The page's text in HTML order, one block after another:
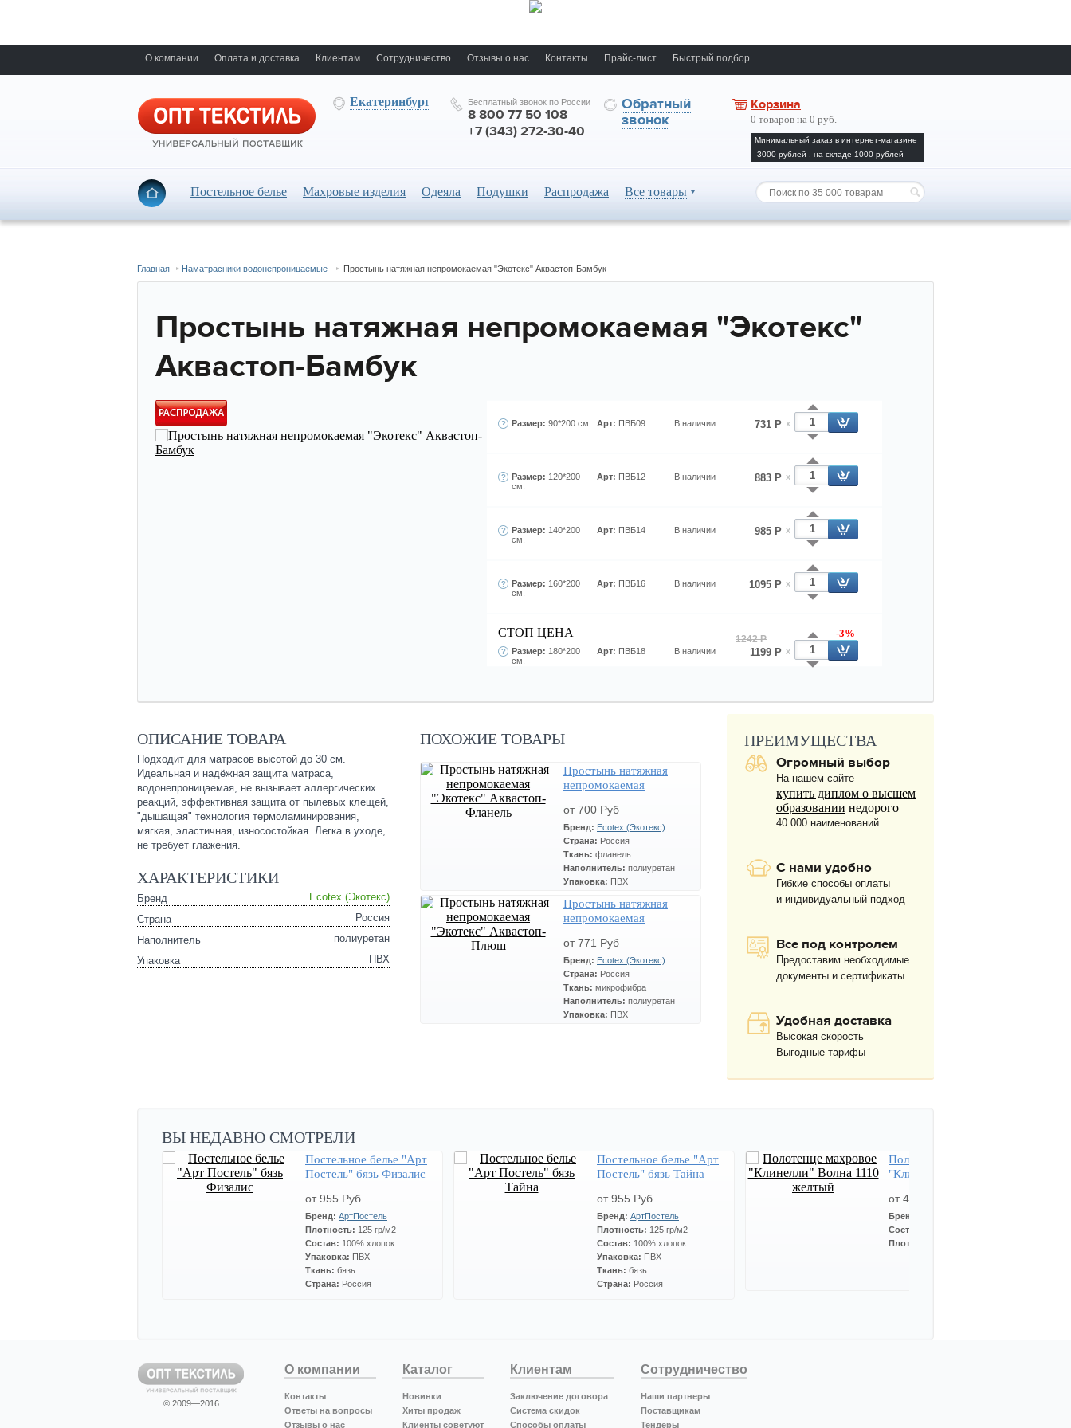
О компании Оплата и доставка Клиентам Сотрудничество Отзывы о нас Контакты Прайс-лист Быстрый подбор
Екатеринбург Бесплатный звонок по России
8 800 77 50 108
+7 (343) 272-30-40
Обратный
звонок
Корзина
0 товаров на 0 руб.
Минимальный заказ в интернет-магазине
3000 рублей , на складе 1000 рублей
Постельное белье Махровые изделия Одеяла Подушки Распродажа Все товары
Главная Наматрасники водонепроницаемые Простынь натяжная непромокаемая "Экотекс" Аквастоп-Бамбук
Простынь натяжная непромокаемая "Экотекс"
Аквастоп-Бамбук
Размер: 90*200 см. Арт: ПВБ09 В наличии 731 Р x
Размер: 120*200
см.
Арт: ПВБ12 В наличии 883 Р x
Размер: 140*200
см.
Арт: ПВБ14 В наличии 985 Р x
Размер: 160*200
см.
Арт: ПВБ16 В наличии 1095 Р x
СТОП ЦЕНА -3%
Размер: 180*200
см.
Арт: ПВБ18 В наличии
1242 Р
1199 Р x
ОПИСАНИЕ ТОВАРА
Подходит для матрасов высотой до 30 см.
Идеальная и надёжная защита матраса,
водонепроницаемая, не вызывает аллергических
реакций, эффективная защита от пылевых клещей,
"дышащая" технология термоламинирования,
мягкая, эластичная, износостойкая. Легка в уходе,
не требует глажения.
ХАРАКТЕРИСТИКИ
Бренд
Ecotex (Экотекс)
Страна
Россия
Наполнитель
полиуретан
Упаковка
ПВХ
ПОХОЖИЕ ТОВАРЫ
Простынь натяжная
непромокаемая
Фланель
от 700 Руб
Бренд: Ecotex (Экотекс)
Страна: Россия
Ткань: фланель
Наполнитель: полиуретан
Упаковка: ПВХ
Простынь натяжная
непромокаемая
Плюш
от 771 Руб
Бренд: Ecotex (Экотекс)
Страна: Россия
Ткань: микрофибра
Наполнитель: полиуретан
Упаковка: ПВХ
ПРЕИМУЩЕСТВА
Огромный выбор
На нашем сайте
купить диплом о высшем
образовании недорого
40 000 наименований
С нами удобно
Гибкие способы оплаты
и индивидуальный подход
Все под контролем
Предоставим необходимые
документы и сертификаты
Удобная доставка
Высокая скорость
Выгодные тарифы
ВЫ НЕДАВНО СМОТРЕЛИ
Постельное белье "Арт
Постель" бязь Физалис
от 955 Руб
Бренд: АртПостель
Плотность: 125 гр/м2
Состав: 100% хлопок
Упаковка: ПВХ
Ткань: бязь
Страна: Россия
Постельное белье "Арт
Постель" бязь Тайна
от 955 Руб
Бренд: АртПостель
Плотность: 125 гр/м2
Состав: 100% хлопок
Упаковка: ПВХ
Ткань: бязь
Страна: Россия
Полотенце махровое
"Клинелли" Волна 1110
от 45 Руб
Бренд:
Состав:
Плотность:
© 2009—2016
О компании
Контакты
Ответы на вопросы
Отзывы о нас
Каталог
Новинки
Хиты продаж
Клиенты советуют
Клиентам
Заключение договора
Система скидок
Способы оплаты
Сотрудничество
Наши партнеры
Поставщикам
Тендеры